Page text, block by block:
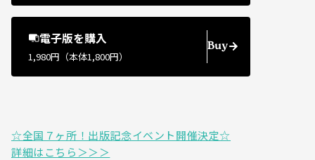
電子版を購入
1,980円（本体1,800円）
Buy
☆全国７ヶ所！出版記念イベント開催決定☆
詳細はこちら＞＞＞